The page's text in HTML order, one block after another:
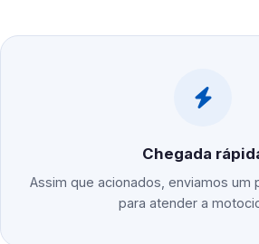
Chegada
Assim que acionados, enviamos um
para atender a